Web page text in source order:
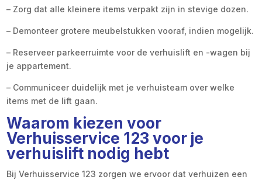
– Zorg dat alle kleinere items verpakt zijn in stevige dozen.
– Demonteer grotere meubelstukken vooraf, indien mogelijk.
– Reserveer parkeerruimte voor de verhuislift en -wagen bij
je appartement.
– Communiceer duidelijk met je verhuisteam over welke
items met de lift gaan.
Waarom kiezen voor
Verhuisservice 123 voor je
verhuislift nodig hebt
Bij Verhuisservice 123 zorgen we ervoor dat verhuizen een